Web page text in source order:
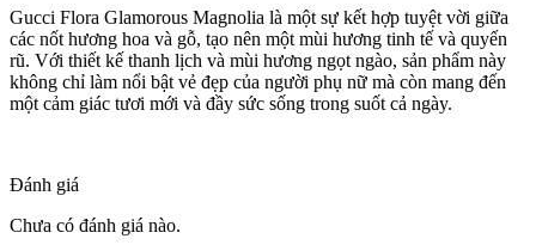
Gucci Flora Glamorous Magnolia là một sự kết hợp tuyệt vời giữa
các nốt hương hoa và gỗ, tạo nên một mùi hương tinh tế và quyến
rũ. Với thiết kế thanh lịch và mùi hương ngọt ngào, sản phẩm này
không chỉ làm nổi bật vẻ đẹp của người phụ nữ mà còn mang đến
một cảm giác tươi mới và đầy sức sống trong suốt cả ngày.
Đánh giá
Chưa có đánh giá nào.